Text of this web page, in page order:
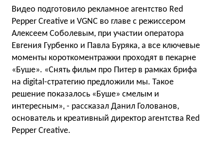
Видео подготовило рекламное агентство Red
Pepper Creative и VGNC во главе с режиссером
Алексеем Соболевым, при участии оператора
Евгения Гурбенко и Павла Буряка, а все ключевые
моменты короткоментражки проходят в пекарне
«Буше». «Снять фильм про Питер в рамках брифа
на digital-стратегию предложили мы. Такое
решение показалось «Буше» смелым и
интересным», - рассказал Данил Голованов,
основатель и креативный директор агентства Red
Pepper Creative.